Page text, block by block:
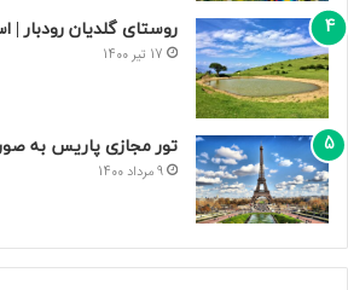
روستای گلدیان رودبار |
17 تیر 1400
تور مجازی پاریس به صورت 360 درجه |
9 مرداد 1400